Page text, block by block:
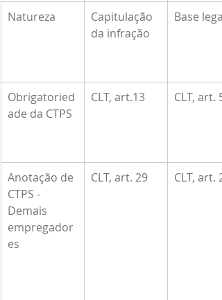
Natureza
Capitulação
da infração
Base legal
Obrigatoried
ade da CTPS
CLT, art.13 CLT, art.
Anotação de
CTPS -
Demais
empregador
es
CLT, art. 29 CLT, art.